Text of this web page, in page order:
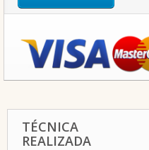
TÉCNICA
REALIZADA